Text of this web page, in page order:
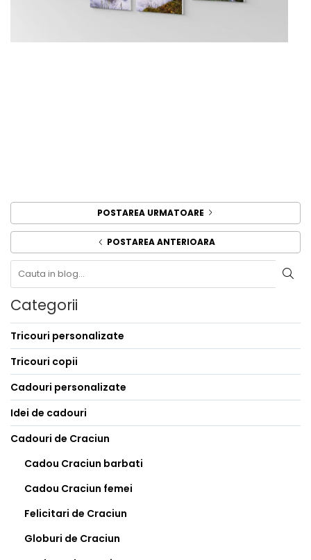
POSTAREA URMATOARE
POSTAREA ANTERIOARA
Categorii
Tricouri personalizate
Tricouri copii
Cadouri personalizate
Idei de cadouri
Cadouri de Craciun
Cadou Craciun barbati
Cadou Craciun femei
Felicitari de Craciun
Globuri de Craciun